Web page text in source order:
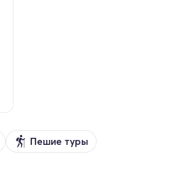
Пешие туры